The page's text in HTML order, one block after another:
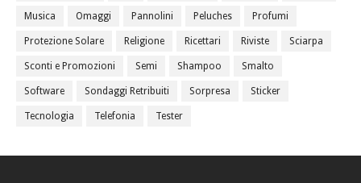
Musica Omaggi Pannolini Peluches Profumi
Protezione Solare Religione Ricettari Riviste Sciarpa
Sconti e Promozioni Semi Shampoo Smalto
Software Sondaggi Retribuiti Sorpresa Sticker
Tecnologia Telefonia Tester